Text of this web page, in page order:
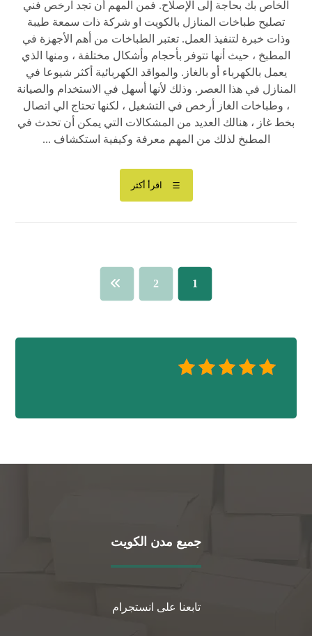
الخاص بك بحاجة إلى الإصلاح. فمن المهم أن تجد ارخص فني
تصليح طباخات المنازل بالكويت او شركة ذات سمعة طيبة
وذات خبرة لتنفيذ العمل. تعتبر الطباخات من أهم الأجهزة في
المطبخ ، حيث أنها تتوفر بأحجام وأشكال مختلفة ، ومنها الذي
يعمل بالكهرباء أو بالغاز. والمواقد الكهربائية أكثر شيوعا في
المنازل في هذا العصر. وذلك لأنها أسهل في الاستخدام والصيانة
، وطباخات الغاز أرخص في التشغيل ، لكنها تحتاج الي اتصال
بخط غاز ، هنالك العديد من المشكالات التي يمكن أن تحدث في
المطبخ لذلك من المهم معرفة وكيفية استكشاف ...
اقرأ أكثر
1
2
جميع مدن الكويت
تابعنا على انستجرام